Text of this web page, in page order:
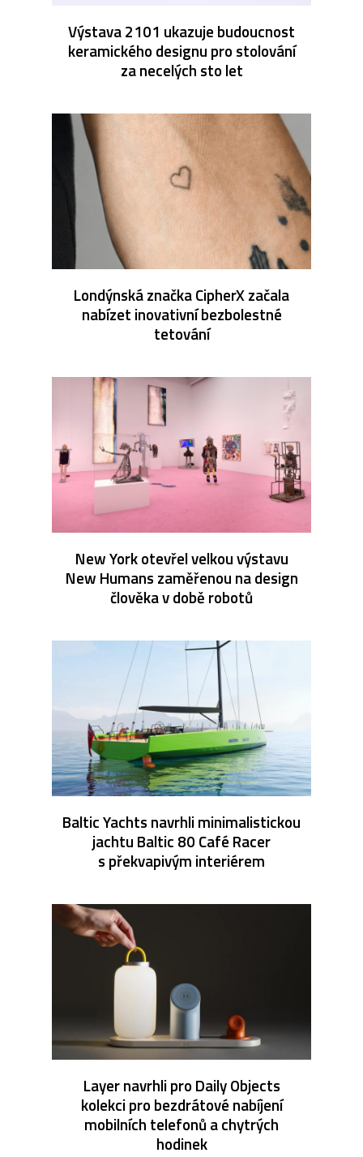
Výstava 2101 ukazuje budoucnost
keramického designu pro stolování
za necelých sto let
Londýnská značka CipherX začala
nabízet inovativní bezbolestné
tetování
New York otevřel velkou výstavu
New Humans zaměřenou na design
člověka v době robotů
Baltic Yachts navrhli minimalistickou
jachtu Baltic 80 Café Racer
s překvapivým interiérem
Layer navrhli pro Daily Objects
kolekci pro bezdrátové nabíjení
mobilních telefonů a chytrých
hodinek